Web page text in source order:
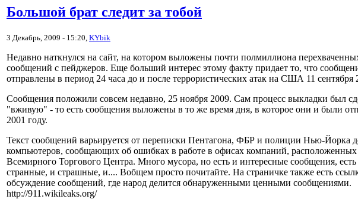
Большой брат следит за тобой
3 Декабрь, 2009 - 15:20, KYbik
Недавно наткнулся на сайт, на котором выложены почти полмиллиона
сообщений с пейджеров. Еще больший интерес этому факту придает то, что
отправлены в период 24 часа до и после террористических атак на США 11 сентября
Сообщения положили совсем недавно, 25 ноября 2009. Сам процесс выкладки был
"вживую" - то есть сообщения выложены в то же время дня, в которое они и были
2001 году.
Текст сообщений варьируется от переписки Пентагона, ФБР и полиции Нью-Йорка
компьютеров, сообщающих об ошибках в работе в офисах компаний,
Всемирного Торгового Центра. Много мусора, но есть и интересные сообщения, есть
странные, и страшные, и.... Вобщем просто почитайте. На страничке также есть
обсуждение сообщений, где народ делится обнаруженными ценными сообщениями.
http://911.wikileaks.org/